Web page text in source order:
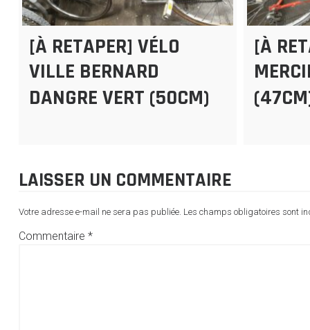
[À RETAPER] VÉLO
VILLE BERNARD
DANGRE VERT (50CM)
[À
LAISSER UN COMMENTAIRE
Votre adresse e-mail ne sera pas publiée. Les champs obligatoires sont
Commentaire *